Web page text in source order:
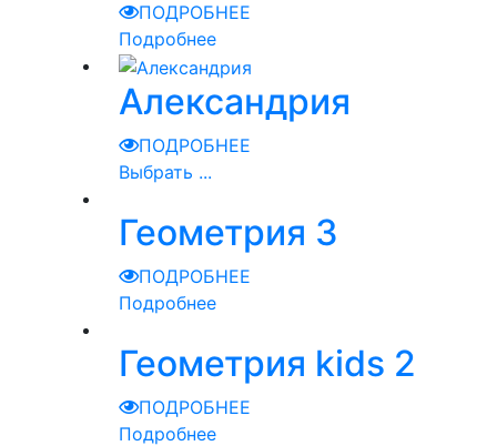
ПОДРОБНЕЕ
Подробнее
Александрия
ПОДРОБНЕЕ
Выбрать ...
Геометрия 3
ПОДРОБНЕЕ
Подробнее
Геометрия kids 2
ПОДРОБНЕЕ
Подробнее